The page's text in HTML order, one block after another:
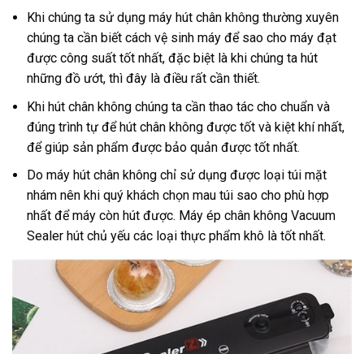
Khi chúng ta sử dụng máy hút chân không thường xuyên
chúng ta cần biết cách vệ sinh máy để sao cho máy đạt
được công suất tốt nhất, đặc biệt là khi chúng ta hút
những đồ ướt, thì đây là điều rất cần thiết.
Khi hút chân không chúng ta cần thao tác cho chuẩn và
đúng trình tự để hút chân không được tốt và kiệt khí nhất,
để giúp sản phẩm được bảo quản được tốt nhất.
Do máy hút chân không chỉ sử dụng được loại túi mặt
nhám nên khi quý khách chọn mau túi sao cho phù hợp
nhất để máy còn hút được. Máy ép chân không Vacuum
Sealer hút chủ yếu các loại thực phẩm khô là tốt nhất.